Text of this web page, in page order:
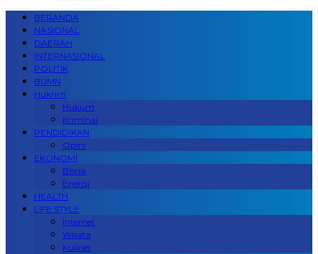
BERANDA
NASIONAL
DAERAH
INTERNASIONAL
POLITIK
BUMN
Hukrim
Hukum
Kriminal
PENDIDIKAN
Opini
EKONOMI
Bisnis
Energi
HEALTH
LIFE STYLE
Internet
Wisata
Kuliner